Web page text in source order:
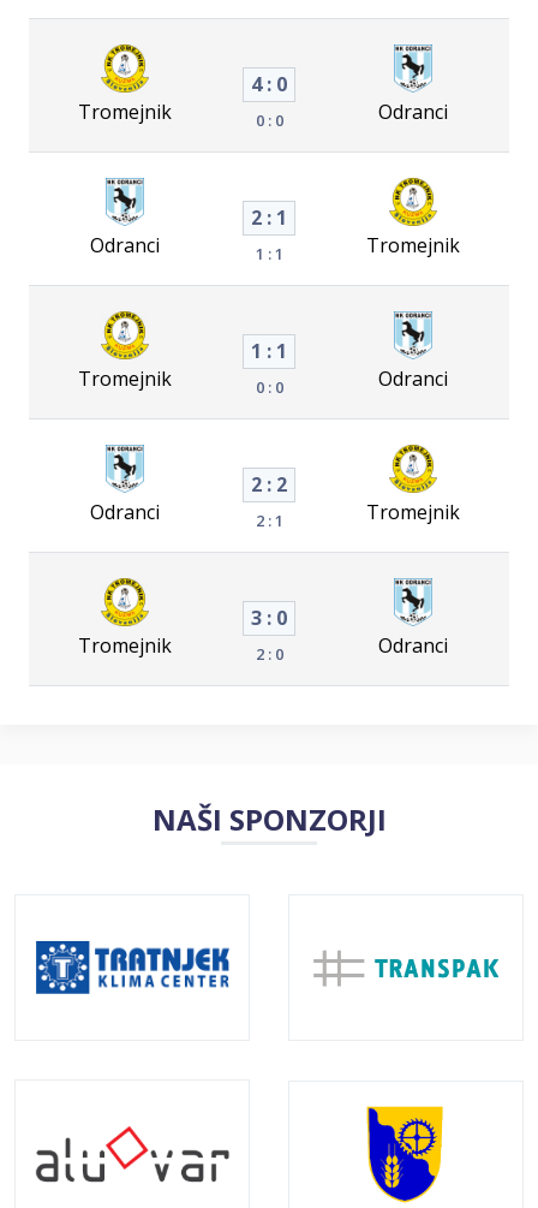
Tromejnik
4 : 0
0 : 0 Odranci
Odranci
2 : 1
1 : 1 Tromejnik
Tromejnik
1 : 1
0 : 0 Odranci
Odranci
2 : 2
2 : 1 Tromejnik
Tromejnik
3 : 0
2 : 0 Odranci
NAŠI SPONZORJI